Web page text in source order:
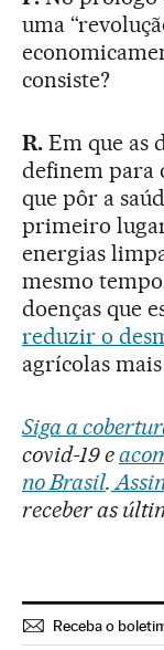
uma
consiste?
R.Em que as
definem para
que pôr a
primeiro
energias
mesmo
doenças que
reduzir o
agrícolas
Siga a
covid-19 e
no Brasil.
receber as
Receba o